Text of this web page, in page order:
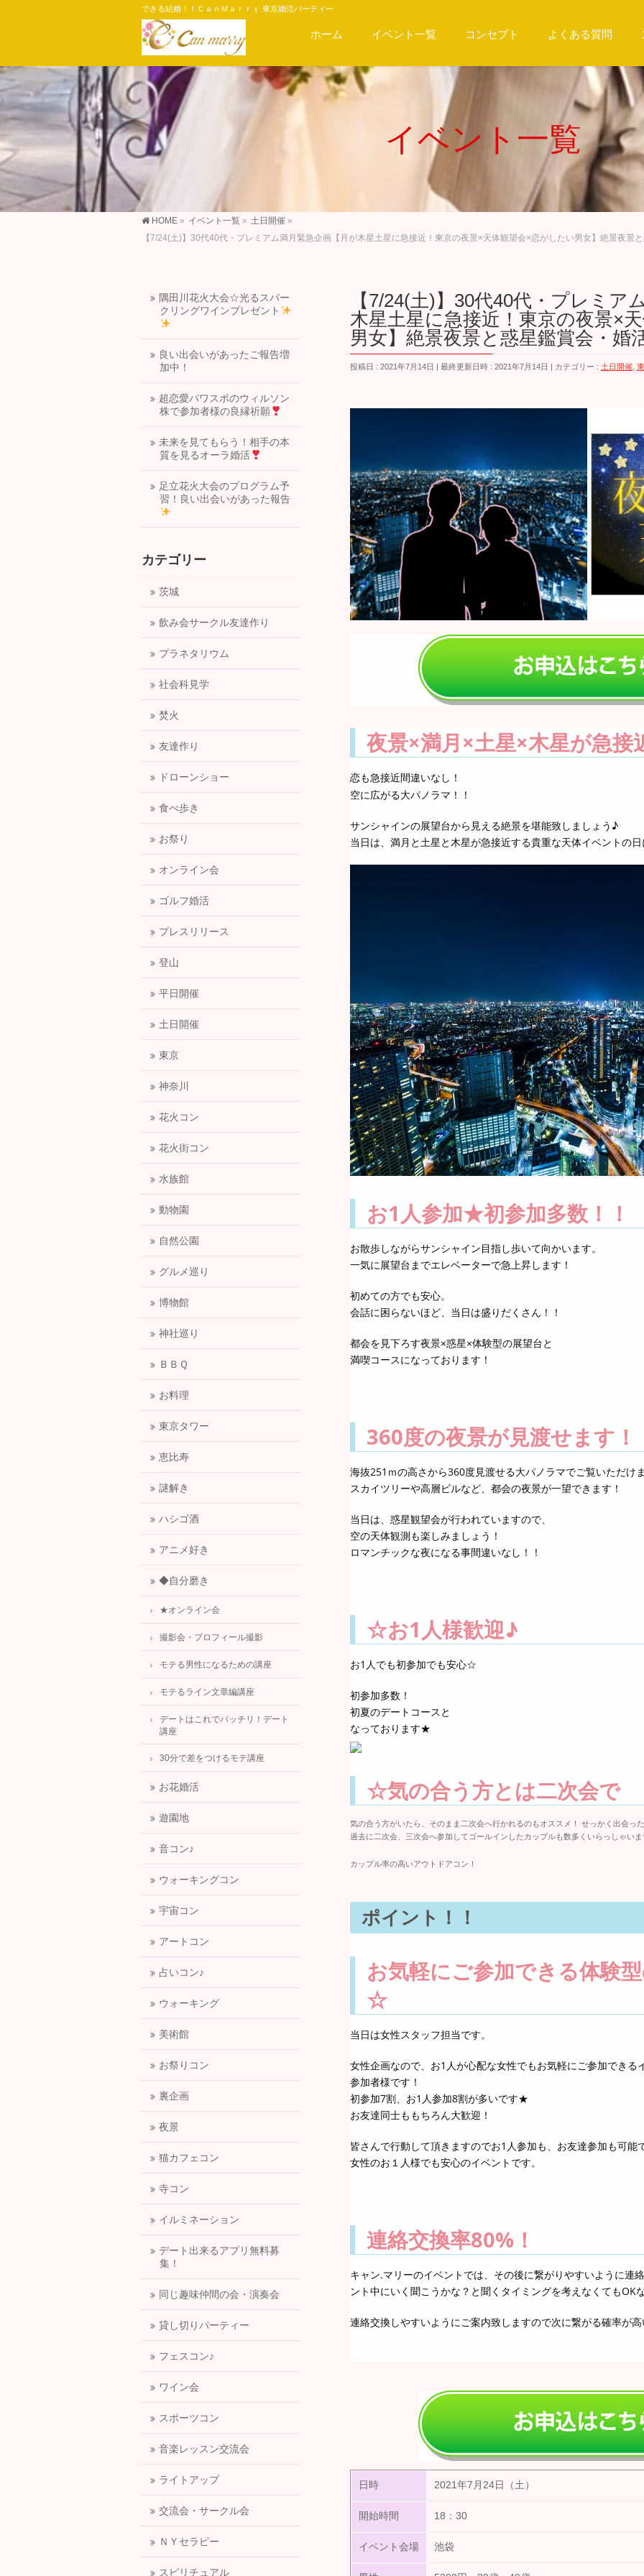
できる結婚！！ＣａｎＭａｒｒｙ 東京婚活パーティー
ホーム イベント一覧 コンセプト よくある質問
イベント一覧
HOME » イベント一覧 » 土日開催 »
【7/24(土)】30代40代・プレミアム満月緊急企画【月が木星土星に急接近！東京の夜景×天体観望会×恋がしたい男女】絶景夜景
【7/24(土)】30代40代・プレミア
木星土星に急接近！東京の夜景×
男女】絶景夜景と惑星鑑賞会・婚
投稿日 : 2021年7月14日 最終更新日時 : 2021年7月14日 カテゴリー : 土日開催
夜景×満月×土星×木星が急接
恋も急接近間違いなし！
空に広がる大パノラマ！！
サンシャインの展望台から見える絶景を堪能致しましょう♪
当日は、満月と土星と木星が急接近する貴重な天体イベントの
お1人参加★初参加多数！！
お散歩しながらサンシャイン目指し歩いて向かいます。
一気に展望台までエレベーターで急上昇します！
初めての方でも安心。
会話に困らないほど、当日は盛りだくさん！！
都会を見下ろす夜景×惑星×体験型の展望台と
満喫コースになっております！
360度の夜景が見渡せます！
海抜251ｍの高さから360度見渡せる大パノラマでご覧いただけま
スカイツリーや高層ビルなど、都会の夜景が一望できます！
当日は、惑星観望会が行われていますので、
空の天体観測も楽しみましょう！
ロマンチックな夜になる事間違いなし！！
☆お1人様歓迎♪
お1人でも初参加でも安心☆
初参加多数！
初夏のデートコースと
なっております★
☆気の合う方とは二次会で
気の合う方がいたら、そのまま二次会へ行かれるのもオススメ！ せっかく出会っ
過去に二次会、三次会へ参加してゴールインしたカップルも数多くいらっしゃいま
カップル率の高いアウトドアコン！
ポイント！！
お気軽にご参加できる体験
☆
当日は女性スタッフ担当です。
女性企画なので、お1人が心配な女性でもお気軽にご参加できる
参加者様です！
初参加7割、お1人参加8割が多いです★
お友達同士ももちろん大歓迎！
皆さんで行動して頂きますのでお1人参加も、お友達参加も可能
女性のお１人様でも安心のイベントです。
連絡交換率80%！
キャン.マリーのイベントでは、その後に繋がりやすいように連
ント中にいく聞こうかな？と聞くタイミングを考えなくてもOK
連絡交換しやすいようにご案内致しますので次に繋がる確率が
日時 2021年7月24日（土）
開始時間 18：30
イベント会場 池袋
隅田川花火大会☆光るスパー
クリングワインプレゼント
良い出会いがあったご報告増
加中！
超恋愛パワスポのウィルソン
株で参加者様の良縁祈願
未来を見てもらう！相手の本
質を見るオーラ婚活
足立花火大会のプログラム予
習！良い出会いがあった報告
カテゴリー
茨城
飲み会サークル友達作り
プラネタリウム
社会科見学
焚火
友達作り
ドローンショー
食べ歩き
お祭り
オンライン会
ゴルフ婚活
プレスリリース
登山
平日開催
土日開催
東京
神奈川
花火コン
花火街コン
水族館
動物園
自然公園
グルメ巡り
博物館
神社巡り
ＢＢＱ
お料理
東京タワー
恵比寿
謎解き
ハシゴ酒
アニメ好き
◆自分磨き
★オンライン会
撮影会・プロフィール撮影
モテる男性になるための講座
モテるライン文章編講座
デートはこれでバッチリ！デート
講座
30分で差をつけるモテ講座
お花婚活
遊園地
音コン♪
ウォーキングコン
宇宙コン
アートコン
占いコン♪
ウォーキング
美術館
お祭りコン
裏企画
夜景
猫カフェコン
寺コン
イルミネーション
デート出来るアプリ無料募
集！
同じ趣味仲間の会・演奏会
貸し切りパーティー
フェスコン♪
ワイン会
スポーツコン
音楽レッスン交流会
ライトアップ
交流会・サークル会
ＮＹセラピー
スピリチュアル